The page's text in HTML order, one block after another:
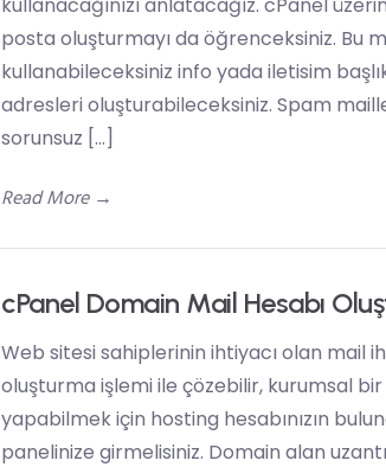
posta oluşturmayı da öğrenceksiniz. Bu
kullanabileceksiniz info yada iletisim
adresleri oluşturabileceksiniz. Spam
sorunsuz […]
Read More→
cPanel Domain Mail Hesabı
Web sitesi sahiplerinin ihtiyacı olan mail
oluşturma işlemi ile çözebilir, kurumsal bir
yapabilmek için hosting hesabınızın
panelinize girmelisiniz. Domain alan